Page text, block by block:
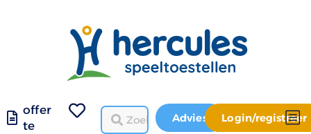
offer
te
Advies Login/registreer